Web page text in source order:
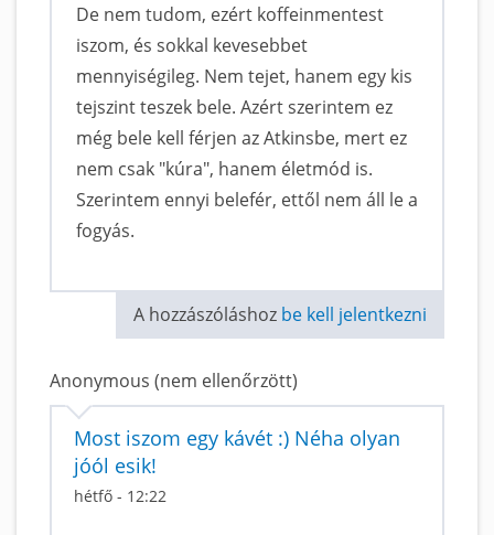
De nem tudom, ezért koffeinmentest
iszom, és sokkal kevesebbet
mennyiségileg. Nem tejet, hanem egy kis
tejszint teszek bele. Azért szerintem ez
még bele kell férjen az Atkinsbe, mert ez
nem csak "kúra", hanem életmód is.
Szerintem ennyi belefér, ettől nem áll le a
fogyás.
A hozzászóláshoz be kell jelentkezni
Anonymous (nem ellenőrzött)
Most iszom egy kávét :) Néha olyan
jóól esik!
hétfő - 12:22